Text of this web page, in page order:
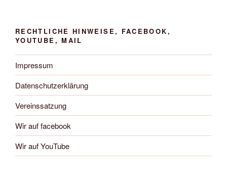
RECHTLICHE HINWEISE, FACEBOOK,
YOUTUBE, MAIL
Impressum
Datenschutzerklärung
Vereinssatzung
Wir auf facebook
Wir auf YouTube